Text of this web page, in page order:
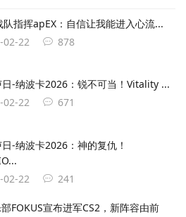
指挥apEX：自信让我能进入心流...
02-22
878
日-纳波卡2026：锐不可当！Vitality ...
02-22
671
日-纳波卡2026：神的复仇！
02-22
241
FOKUS宣布进军CS2，新阵容由前